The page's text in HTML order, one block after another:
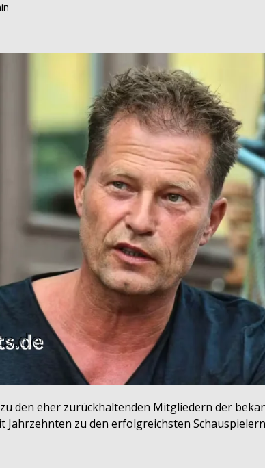
den eher zurückhaltenden Mitgliedern der
Jahrzehnten zu den erfolgreichsten